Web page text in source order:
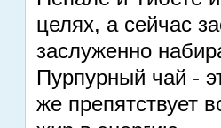
целях, а сейчас
заслуженно
Пурпурный чай -
же препятствует